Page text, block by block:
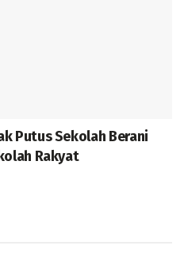
Putus Sekolah Berani
Rakyat